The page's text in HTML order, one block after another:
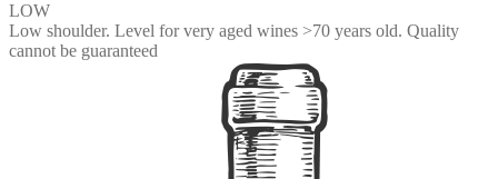
LOW
Low shoulder. Level for very aged wines >70 years old. Quality
cannot be guaranteed